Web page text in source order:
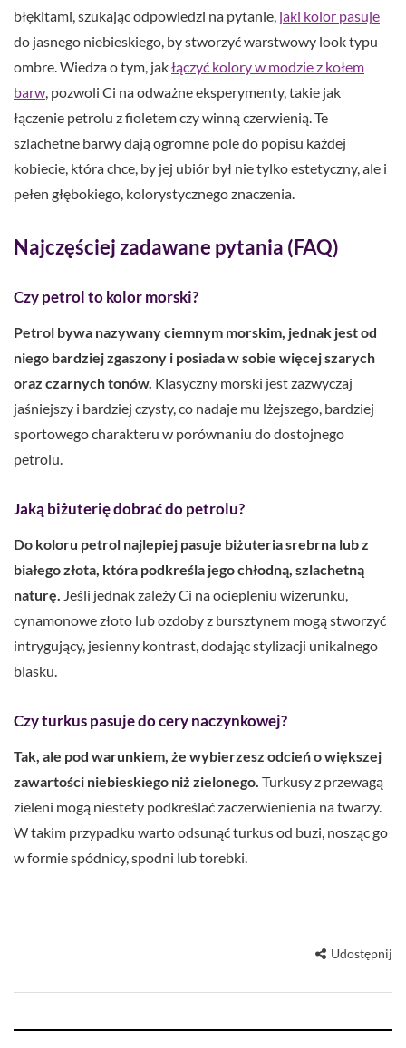
błękitami, szukając odpowiedzi na pytanie, jaki kolor pasuje
do jasnego niebieskiego, by stworzyć warstwowy look typu
ombre. Wiedza o tym, jakłączyć kolory w modzie z kołem
barw, pozwoli Ci na odważne eksperymenty, takie jak
łączenie petrolu z fioletem czy winną czerwienią. Te
szlachetne barwy dają ogromne pole do popisu każdej
kobiecie, która chce, by jej ubiór był nie tylko estetyczny, ale i
pełen głębokiego, kolorystycznego znaczenia.
Najczęściej zadawane pytania (FAQ)
Czy petrol to kolor morski?
Petrol bywa nazywany ciemnym morskim, jednak jest od
niego bardziej zgaszony i posiada w sobie więcej szarych
oraz czarnych tonów. Klasyczny morski jest zazwyczaj
jaśniejszy i bardziej czysty, co nadaje mu lżejszego, bardziej
sportowego charakteru w porównaniu do dostojnego
petrolu.
Jaką biżuterię dobrać do petrolu?
Do koloru petrol najlepiej pasuje biżuteria srebrna lub z
białego złota, która podkreśla jego chłodną, szlachetną
naturę. Jeśli jednak zależy Ci na ociepleniu wizerunku,
cynamonowe złoto lub ozdoby z bursztynem mogą stworzyć
intrygujący, jesienny kontrast, dodając stylizacji unikalnego
blasku.
Czy turkus pasuje do cery naczynkowej?
Tak, ale pod warunkiem, że wybierzesz odcień o większej
zawartości niebieskiego niż zielonego. Turkusy z przewagą
zieleni mogą niestety podkreślać zaczerwienienia na twarzy.
W takim przypadku warto odsunąć turkus od buzi, nosząc go
w formie spódnicy, spodni lub torebki.
Udostępnij